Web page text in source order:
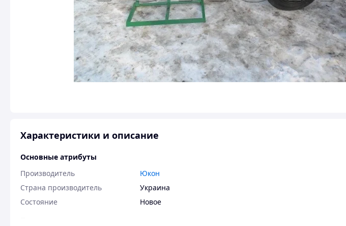
Характеристики и описание
Основные атрибуты
Производитель
Юкон
Страна производитель
Украина
Состояние
Новое